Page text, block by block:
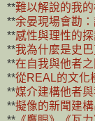
**難以解說的我
**余晏現場會勘
**感性與理性的
**我為什麼是史
**在自我與他者
**從REAL的文化
**媒介建構他者
**擬像的新聞建